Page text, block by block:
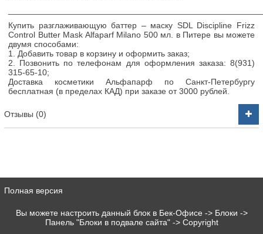
Купить разглаживающую баттер – маску SDL Discipline Frizz
Control Butter Mask Alfaparf Milano 500 мл. в Питере вы можете
двумя способами:
1. Добавить товар в корзину и оформить заказ;
2. Позвонить по телефонам для оформления заказа: 8(931)
315-65-10;
Доставка косметики Альфапарф по Санкт-Петербургу
бесплатная (в пределах КАД) при заказе от 3000 рублей.
Отзывы (0)
Полная версия
Вы можете настроить данный блок в Бек-Офисе -> Блоки ->
Панель "Блоки в подвале сайта" -> Copyright